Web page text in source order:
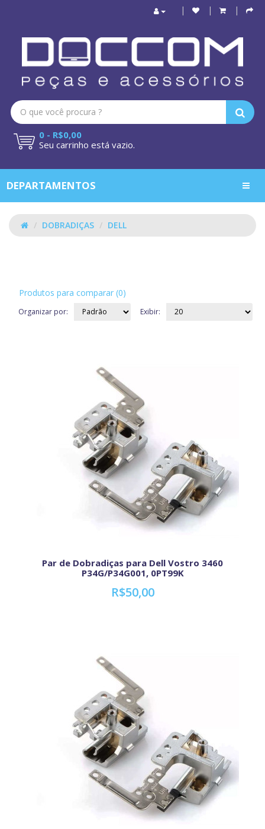
0 - R$0,00
Seu carrinho está vazio.
DEPARTAMENTOS
DOBRADIÇAS DELL
Produtos para comparar (0)
Organizar por: Exibir:
Par de Dobradiças para Dell Vostro 3460
P34G/P34G001, 0PT99K
R$50,00